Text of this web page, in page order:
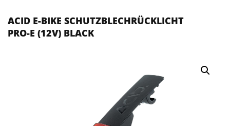
ACID E-BIKE SCHUTZBLECHRÜCKLICHT
PRO-E (12V) BLACK